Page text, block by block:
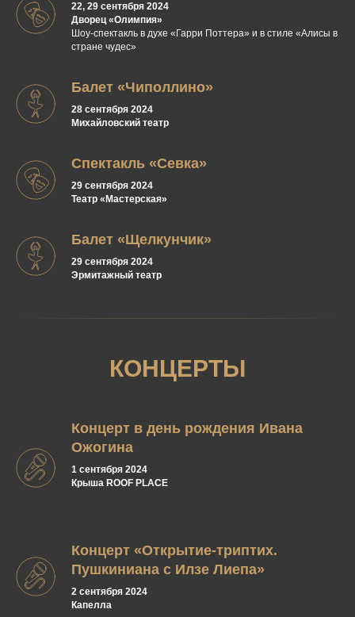
22, 29 сентября 2024
Дворец «Олимпия»
Шоу-спектакль в духе «Гарри Поттера» и в стиле «Алисы в
стране чудес»
Балет «Чиполлино»
28 сентября 2024
Михайловский театр
Спектакль «Севка»
29 сентября 2024
Театр «Мастерская»
Балет «Щелкунчик»
29 сентября 2024
Эрмитажный театр
КОНЦЕРТЫ
Концерт в день рождения Ивана
Ожогина
1 сентября 2024
Крыша ROOF PLACE
Концерт «Открытие-триптих.
Пушкиниана с Илзе Лиепа»
2 сентября 2024
Капелла